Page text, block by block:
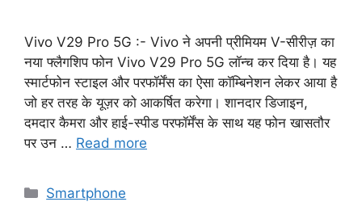
Vivo V29 Pro 5G :- Vivo ने अपनी प्रीमियम V-सीरीज़ का
नया फ्लैगशिप फोन Vivo V29 Pro 5G लॉन्च कर दिया है। यह
स्मार्टफोन स्टाइल और परफॉर्मेंस का ऐसा कॉम्बिनेशन लेकर आया है
जो हर तरह के यूज़र को आकर्षित करेगा। शानदार डिजाइन,
दमदार कैमरा और हाई-स्पीड परफॉर्मेंस के साथ यह फोन खासतौर
पर उन … Read more
Categories
Smartphone